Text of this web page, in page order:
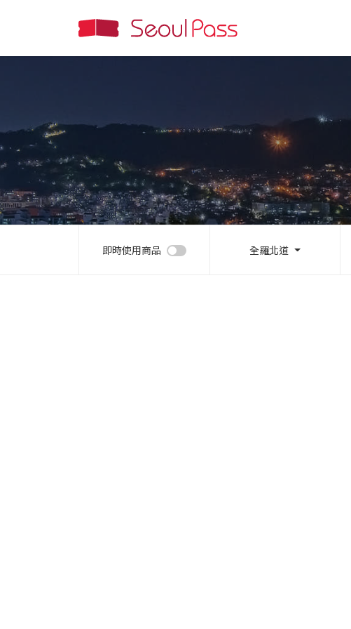
即時使用商品 全羅北道